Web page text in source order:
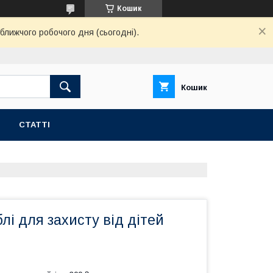
Кошик
робочого дня (сьогодні).
Кошик
СТАТТІ
для захисту від дітей